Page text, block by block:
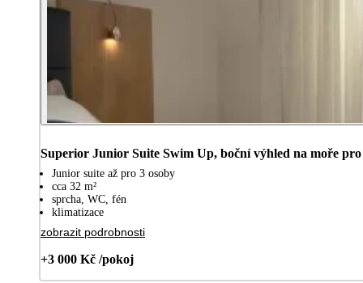
Superior Junior Suite Swim Up, boční výhled na moře pro
Junior suite až pro 3 osoby
cca 32 m²
sprcha, WC, fén
klimatizace
zobrazit podrobnosti
+3 000 Kč /pokoj